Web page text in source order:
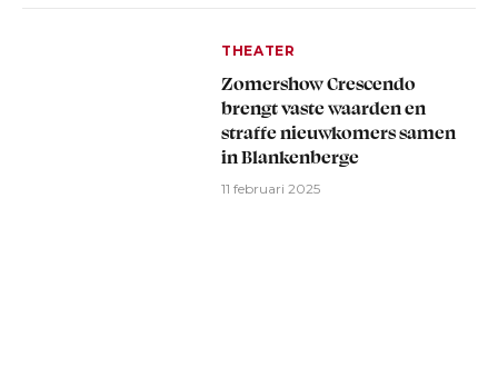
THEATER
Zomershow Crescendo
brengt vaste waarden en
straffe nieuwkomers samen
in Blankenberge
11 februari 2025